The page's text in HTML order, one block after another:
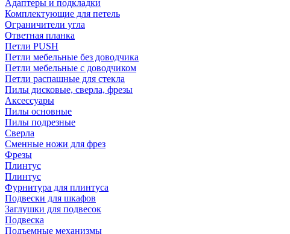
Адаптеры и подкладки
Комплектующие для петель
Ограничители угла
Ответная планка
Петли PUSH
Петли мебельные без доводчика
Петли мебельные с доводчиком
Петли распашные для стекла
Пилы дисковые, сверла, фрезы
Аксессуары
Пилы основные
Пилы подрезные
Сверла
Сменные ножи для фрез
Фрезы
Плинтус
Плинтус
Фурнитура для плинтуса
Подвески для шкафов
Заглушки для подвесок
Подвеска
Подъемные механизмы